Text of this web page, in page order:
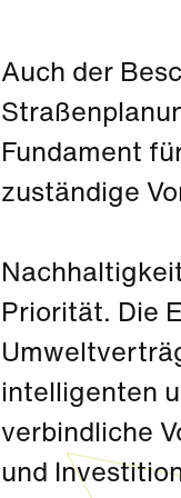
Auch der
Fundament
zuständige
Priorität. Die
intelligenten
verbindliche
und